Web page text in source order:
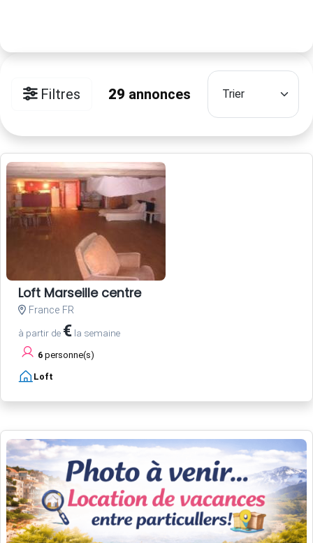
Filtres 29 annonces
Loft Marseille centre
France FR
à partir de € la semaine
6 personne(s)
Loft